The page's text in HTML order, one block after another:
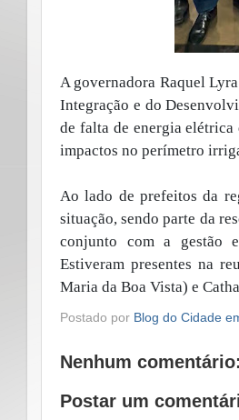
A governadora Raquel
Integração e do
de falta de energia elétrica
impactos no perímetro
Ao lado de prefeitos da
situação, sendo parte da
conjunto com a gestão
Estiveram presentes na
Maria da Boa Vista) e
Postado por Blog do Cidade
Nenhum comentário:
Postar um